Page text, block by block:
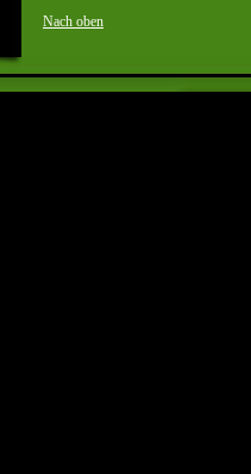
Nach oben